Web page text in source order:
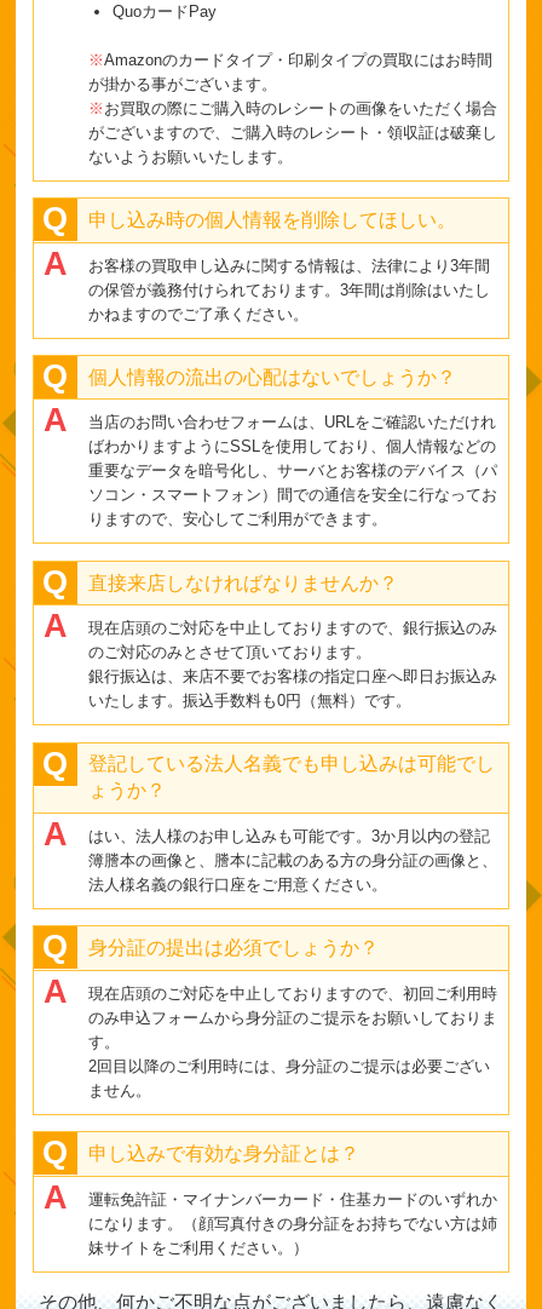
QuoカードPay
※Amazonのカードタイプ・印刷タイプの買取にはお時間
が掛かる事がございます。
※ お買取の際にご購入時のレシートの画像をいただく場合
がございますので、ご購入時のレシート・領収証は破棄し
ないようお願いいたします。
申し込み時の個人情報を削除してほしい。
お客様の買取申し込みに関する情報は、法律により3年間
の保管が義務付けられております。3年間は削除はいたし
かねますのでご了承ください。
個人情報の流出の心配はないでしょうか？
当店のお問い合わせフォームは、URLをご確認いただけれ
ばわかりますようにSSLを使用しており、個人情報などの
重要なデータを暗号化し、サーバとお客様のデバイス（パ
ソコン・スマートフォン）間での通信を安全に行なってお
りますので、安心してご利用ができます。
直接来店しなければなりませんか？
現在店頭のご対応を中止しておりますので、銀行振込のみ
のご対応のみとさせて頂いております。
銀行振込は、来店不要でお客様の指定口座へ即日お振込み
いたします。振込手数料も0円（無料）です。
登記している法人名義でも申し込みは可能でし
ょうか？
はい、法人様のお申し込みも可能です。3か月以内の登記
簿謄本の画像と、謄本に記載のある方の身分証の画像と、
法人様名義の銀行口座をご用意ください。
身分証の提出は必須でしょうか？
現在店頭のご対応を中止しておりますので、初回ご利用時
のみ申込フォームから身分証のご提示をお願いしておりま
す。
2回目以降のご利用時には、身分証のご提示は必要ござい
ません。
申し込みで有効な身分証とは？
運転免許証・マイナンバーカード・住基カードのいずれか
になります。（顔写真付きの身分証をお持ちでない方は姉
妹サイトをご利用ください。）
その他、何かご不明な点がございましたら、遠慮なく